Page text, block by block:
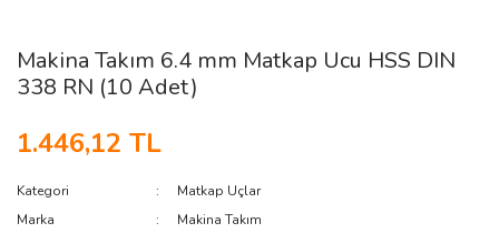
Makina Takım 6.4 mm Matkap Ucu HSS DIN
338 RN (10 Adet)
1.446,12 TL
Kategori
Matkap Uçlar
Marka
Makina Takım